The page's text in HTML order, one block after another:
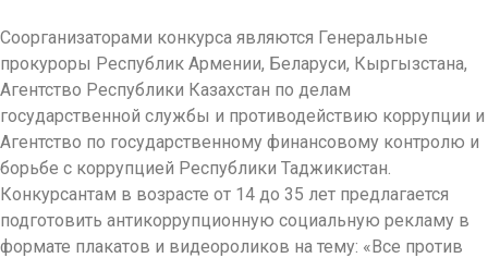
Соорганизаторами конкурса являются Генеральные
прокуроры Республик Армении, Беларуси, Кыргызстана,
Агентство Республики Казахстан по делам
государственной службы и противодействию коррупции и
Агентство по государственному финансовому контролю и
борьбе с коррупцией Республики Таджикистан.
Конкурсантам в возрасте от 14 до 35 лет предлагается
подготовить антикоррупционную социальную рекламу в
формате плакатов и видеороликов на тему: «Все против